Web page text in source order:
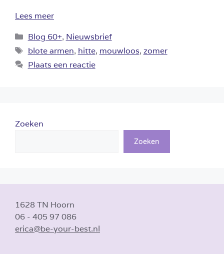
Lees meer
Categorieën
Blog 60+, Nieuwsbrief
Tags
blote armen, hitte, mouwloos, zomer
Plaats een reactie
Zoeken
Zoeken
1628 TN Hoorn
06 - 405 97 086
erica@be-your-best.nl